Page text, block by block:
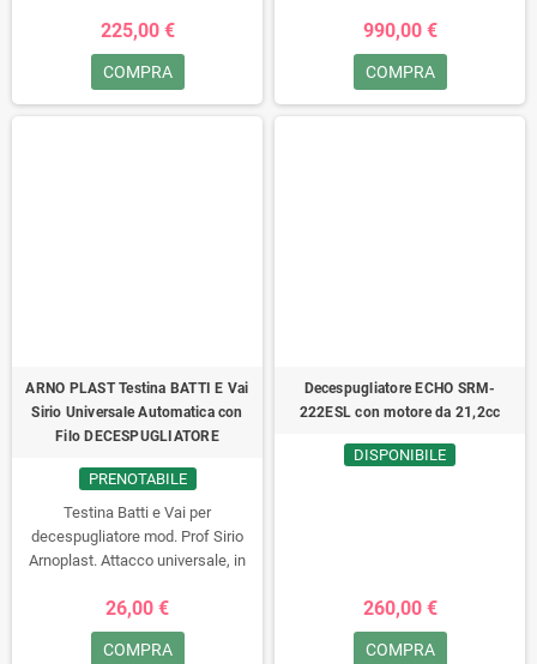
di misura: pezzo
225,00 €
COMPRA
990,00 €
COMPRA
ARNO PLAST Testina BATTI E Vai
Sirio Universale Automatica con
Filo DECESPUGLIATORE
PRENOTABILE
Testina Batti e Vai per
decespugliatore mod. Prof Sirio
Arnoplast. Attacco universale, in
e supporto fino a Ø4 mm. Sistema
a baionetta.
26,00 €
COMPRA
Decespugliatore ECHO SRM-
222ESL con motore da 21,2cc
DISPONIBILE
260,00 €
COMPRA